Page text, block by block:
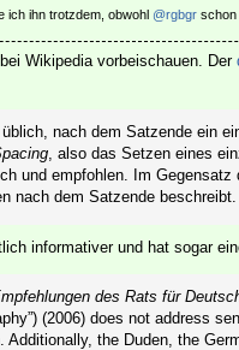
ich ihn trotzdem, obwohl @rgbgr schon
Wikipedia vorbeischauen. Der
nach dem Satzende ein
, also das Setzen eines
und empfohlen. Im Gegensatz
nach dem Satzende beschreibt.
informativer und hat sogar
des Rats für
(2006) does not address
Additionally, the Duden, the